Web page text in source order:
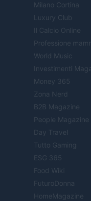
Milano Cortina
Luxury Club
Il Calcio Online
Professione
World Music
Investimenti
Money 365
Zona Nerd
B2B Magazine
People Magazine
Day Travel
Tutto Gaming
ESG 365
Food Wiki
FuturoDonna
HomeMagazine